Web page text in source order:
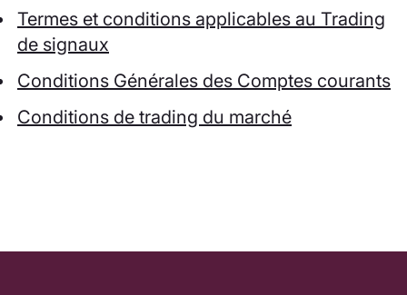
Termes et conditions applicables au Trading
de signaux
Conditions Générales des Comptes courants
Conditions de trading du marché